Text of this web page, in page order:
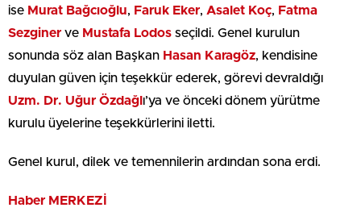
ise Murat Bağcıoğlu, Faruk Eker, Asalet Koç, Fatma
Sezginer ve Mustafa Lodos seçildi. Genel kurulun
sonunda söz alan Başkan Hasan Karagöz, kendisine
duyulan güven için teşekkür ederek, görevi devraldığı
Uzm. Dr. Uğur Özdağl ı’ya ve önceki dönem yürütme
kurulu üyelerine teşekkürlerini iletti.
Genel kurul, dilek ve temennilerin ardından sona erdi.
Haber MERKEZİ